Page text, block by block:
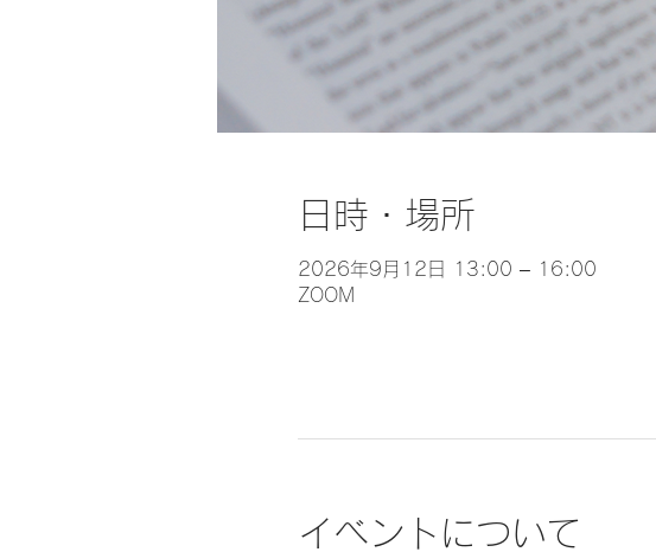
日時・場所
2026年9月12日 13:00 – 16:00
ZOOM
イベントについて